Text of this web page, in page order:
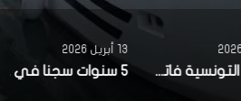
الباحثة التونسية فاتن المولدي تنجح في الحصول على براءة اختراع في الولايات المتحدة الأمريكية، وذلك بعد ابتكارها محركاً هجيناً ثورياً 5 سنوات سجنا في حق سامي الفهري